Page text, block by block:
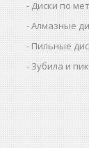
Диски по
Алмазные
Пильные
Зубила и